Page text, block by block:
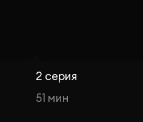
2 серия
51 мин